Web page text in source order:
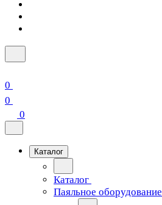
0
0
0
Каталог
Каталог
Паяльное оборудование